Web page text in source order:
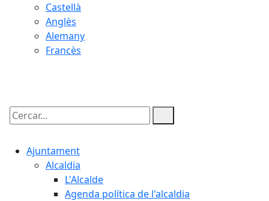
Castellà
Anglès
Alemany
Francès
Cercar:
Ajuntament
Alcaldia
L'Alcalde
Agenda política de l'alcaldia